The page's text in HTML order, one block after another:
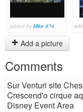
added by Mike 974
Add a picture
Comments
Sur Venturi site
Crescend'o cirque
Disney Event Area